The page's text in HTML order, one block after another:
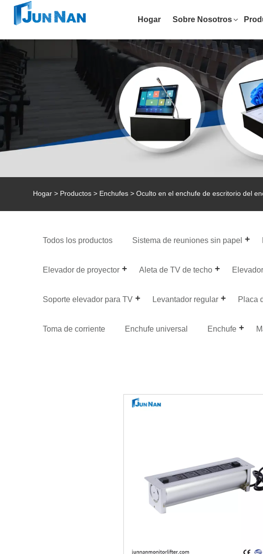
Hogar Sobre Nosotros
Hogar > Productos > Enchufes > Oculto en el enchufe de escritorio del
Todos los productos Sistema de reuniones sin papel
Elevador de proyector Aleta de TV de techo
Soporte elevador para TV Levantador regular Placa
Toma de corriente Enchufe universal Enchufe